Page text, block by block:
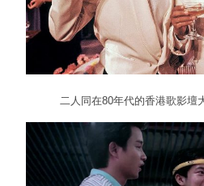
二人同在80年代的香港歌影壇